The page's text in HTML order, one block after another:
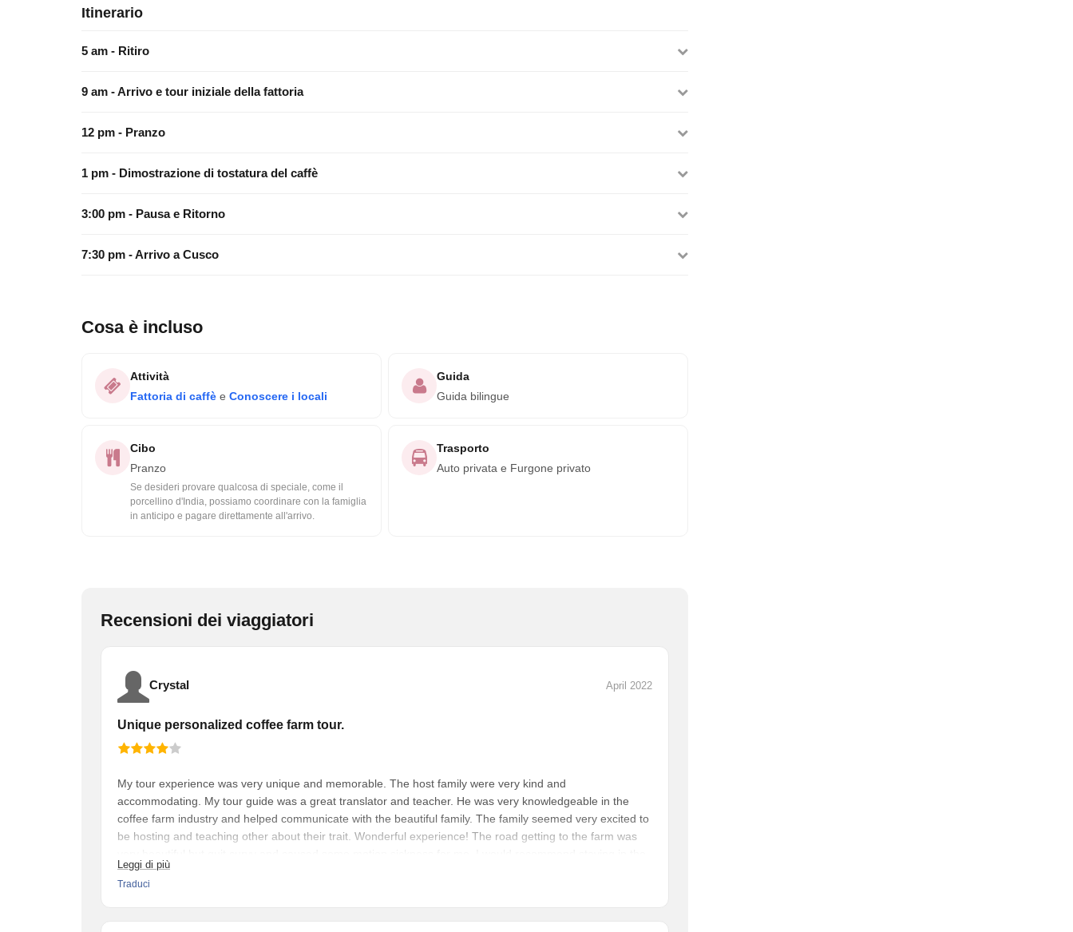
Itinerario
5 am - Ritiro
9 am - Arrivo e tour iniziale della fattoria
12 pm - Pranzo
1 pm - Dimostrazione di tostatura del caffè
3:00 pm - Pausa e Ritorno
7:30 pm - Arrivo a Cusco
Cosa è incluso
Attività
Fattoria di caffè e Conoscere i locali
Guida
Guida bilingue
Cibo
Pranzo
Se desideri provare qualcosa di speciale, come il
porcellino d'India, possiamo coordinare con la famiglia
in anticipo e pagare direttamente all'arrivo.
Trasporto
Auto privata e Furgone privato
Recensioni dei viaggiatori
Crystal April 2022
Unique personalized coffee farm tour.
My tour experience was very unique and memorable. The host family were very kind and
accommodating. My tour guide was a great translator and teacher. He was very knowledgeable in the
coffee farm industry and helped communicate with the beautiful family. The family seemed very excited to
be hosting and teaching other about their trait. Wonderful experience! The road getting to the farm was
closest town recommended by the tour guide and taking medication to relieve motion sickness before
going end returning.
Leggi di più
Traduci